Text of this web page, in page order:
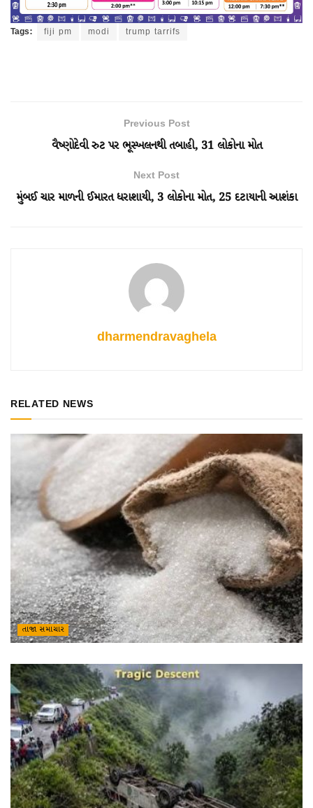
Tags: fiji pm modi trump tarrifs
Previous Post
વૈષ્ણોદેવી રુટ પર ભૂસ્ખલનથી તબાહી, 31 લોકોના મોત
Next Post
મુંબઈ ચાર માળની ઈમારત ધરાશાયી, 3 લોકોના મોત, 25 દટાયાની આશંકા
dharmendravaghela
RELATED NEWS
તાજા સમાચાર